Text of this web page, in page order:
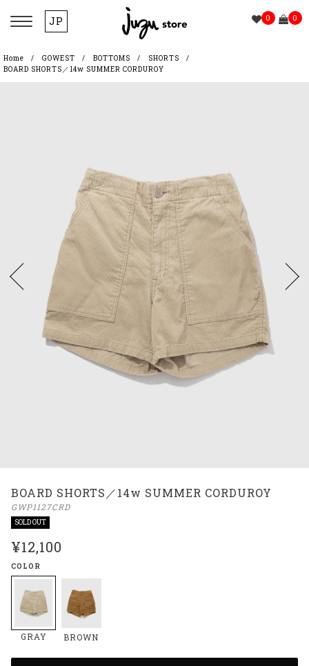
JP 0 0
Home GOWEST BOTTOMS
SHORTS
BOARD SHORTS／14w SUMMER CORDUROY
BOARD SHORTS／14w SUMMER CORDUROY
GWP1127CRD
SOLD OUT
¥12,100
COLOR
GRAY BROWN